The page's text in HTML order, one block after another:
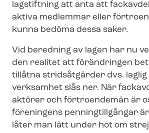
lagstiftning att anta att
aktiva medlemmar eller
kunna bedöma dessa saker.
Vid beredning av lagen har nu
den realitet att förändringen
tillåtna stridsåtgärder dvs.
verk­sam­het slås ner. När
aktörer och förtroendemän är
föreningens penningtillgångar
låter man lätt under hot om